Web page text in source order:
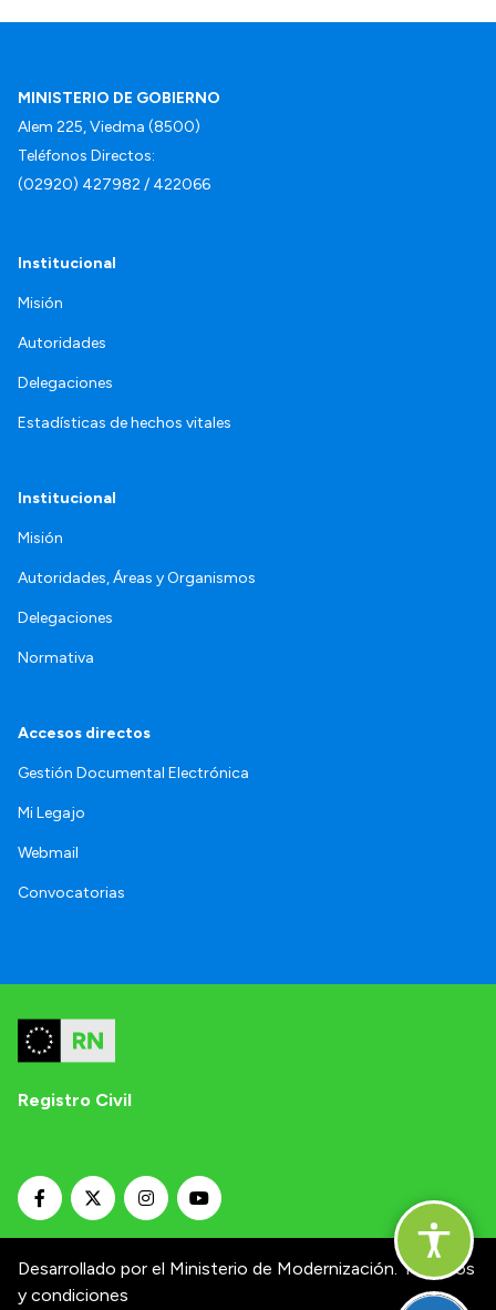
MINISTERIO DE GOBIERNO
Alem 225, Viedma (8500)
Teléfonos Directos:
(02920) 427982 / 422066
Institucional
Misión
Autoridades
Delegaciones
Estadísticas de hechos vitales
Institucional
Misión
Autoridades, Áreas y Organismos
Delegaciones
Normativa
Accesos directos
Gestión Documental Electrónica
Mi Legajo
Webmail
Convocatorias
Registro Civil
Desarrollado por el Ministerio de Modernización. Términos
y condiciones